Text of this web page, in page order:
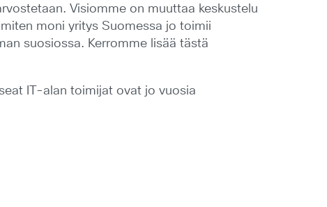
Visiomme on muuttaa keskustelu
moni yritys Suomessa jo toimii
suosiossa. Kerromme lisää tästä
IT-alan toimijat ovat jo vuosia